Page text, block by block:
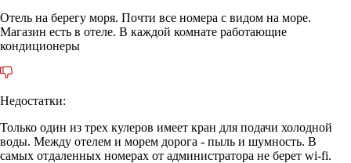
Отель на берегу моря. Почти все номера с видом на море.
Магазин есть в отеле. В каждой комнате работающие
кондиционеры
Недостатки:
Только один из трех кулеров имеет кран для подачи холодной
воды. Между отелем и морем дорога - пыль и шумность. В
самых отдаленных номерах от администратора не берет wi-fi.